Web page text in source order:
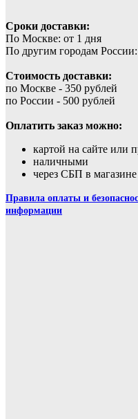
Сроки доставки:
По Москве: от 1 дня
По другим городам
Стоимость доставки:
по Москве - 350 рублей
по России - 500 рублей
Оплатить заказ можно:
картой на сайте или
наличными
через СБП в магазине
Правила оплаты и
информации